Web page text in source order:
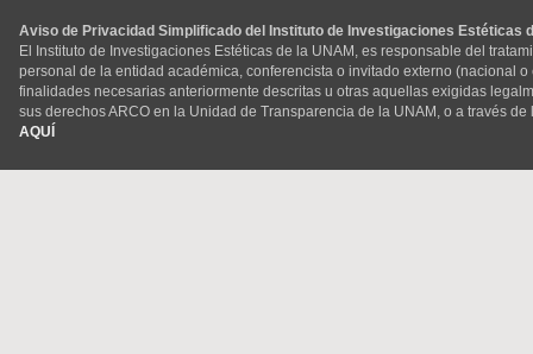
Aviso de Privacidad Simplificado del Instituto de Investigaciones Estéticas
El Instituto de Investigaciones Estéticas de la UNAM, es responsable del
personal de la entidad académica, conferencista o invitado externo (nacional
finalidades necesarias anteriormente descritas u otras aquellas exigidas
sus derechos ARCO en la Unidad de Transparencia de la UNAM, o a través
AQUÍ